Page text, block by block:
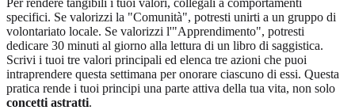
specifici. Se valorizzi la "Comunità", potresti unirti a un gruppo di
volontariato locale. Se valorizzi l'"Apprendimento", potresti
dedicare 30 minuti al giorno alla lettura di un libro di saggistica.
Scrivi i tuoi tre valori principali ed elenca tre azioni che puoi
intraprendere questa settimana per onorare ciascuno di essi. Questa
pratica rende i tuoi principi una parte attiva della tua vita, non solo
concetti astratti.